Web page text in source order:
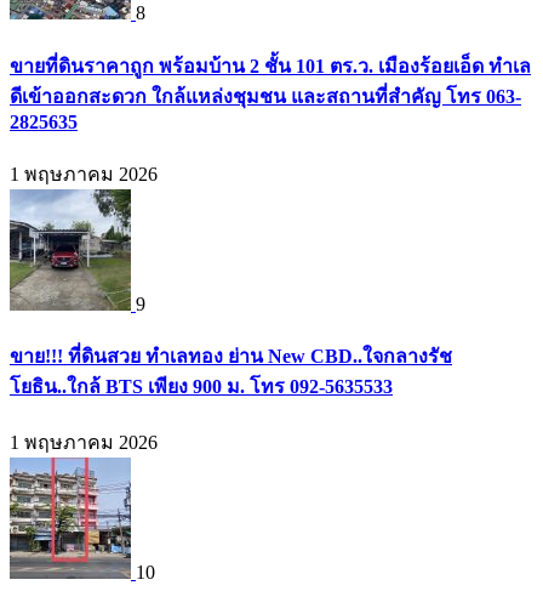
8
ขายที่ดินราคาถูก พร้อมบ้าน 2 ชั้น 101 ตร.ว. เมืองร้อยเอ็ด ทำเล
ดีเข้าออกสะดวก ใกล้แหล่งชุมชน และสถานที่สำคัญ โทร 063-
2825635
1 พฤษภาคม 2026
9
ขาย!!! ที่ดินสวย ทำเลทอง ย่าน New CBD..ใจกลางรัช
โยธิน..ใกล้ BTS เพียง 900 ม. โทร 092-5635533
1 พฤษภาคม 2026
10